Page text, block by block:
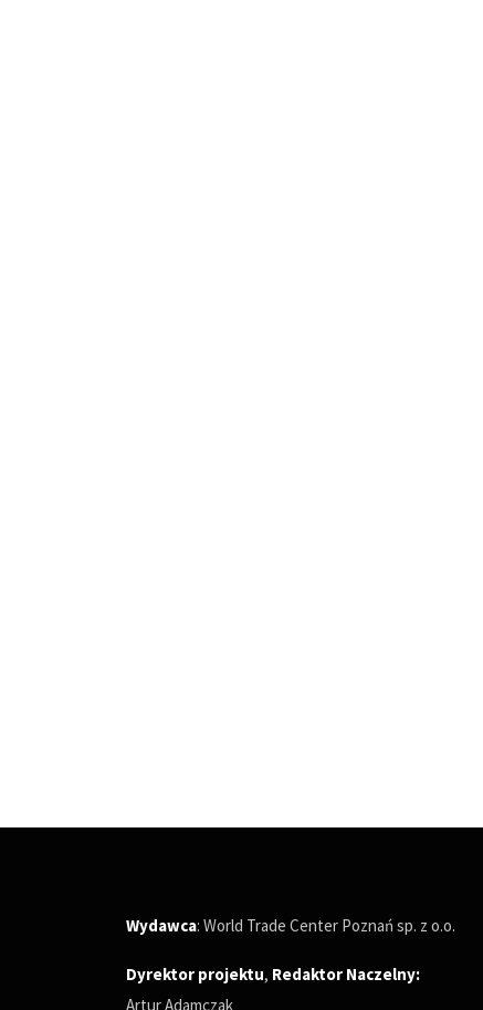
Wydawca: World Trade Center Poznań sp. z o.o.
Dyrektor projektu, Redaktor Naczelny:
Artur Adamczak